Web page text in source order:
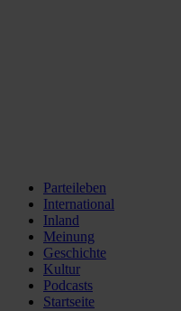
Parteileben
International
Inland
Meinung
Geschichte
Kultur
Podcasts
Startseite